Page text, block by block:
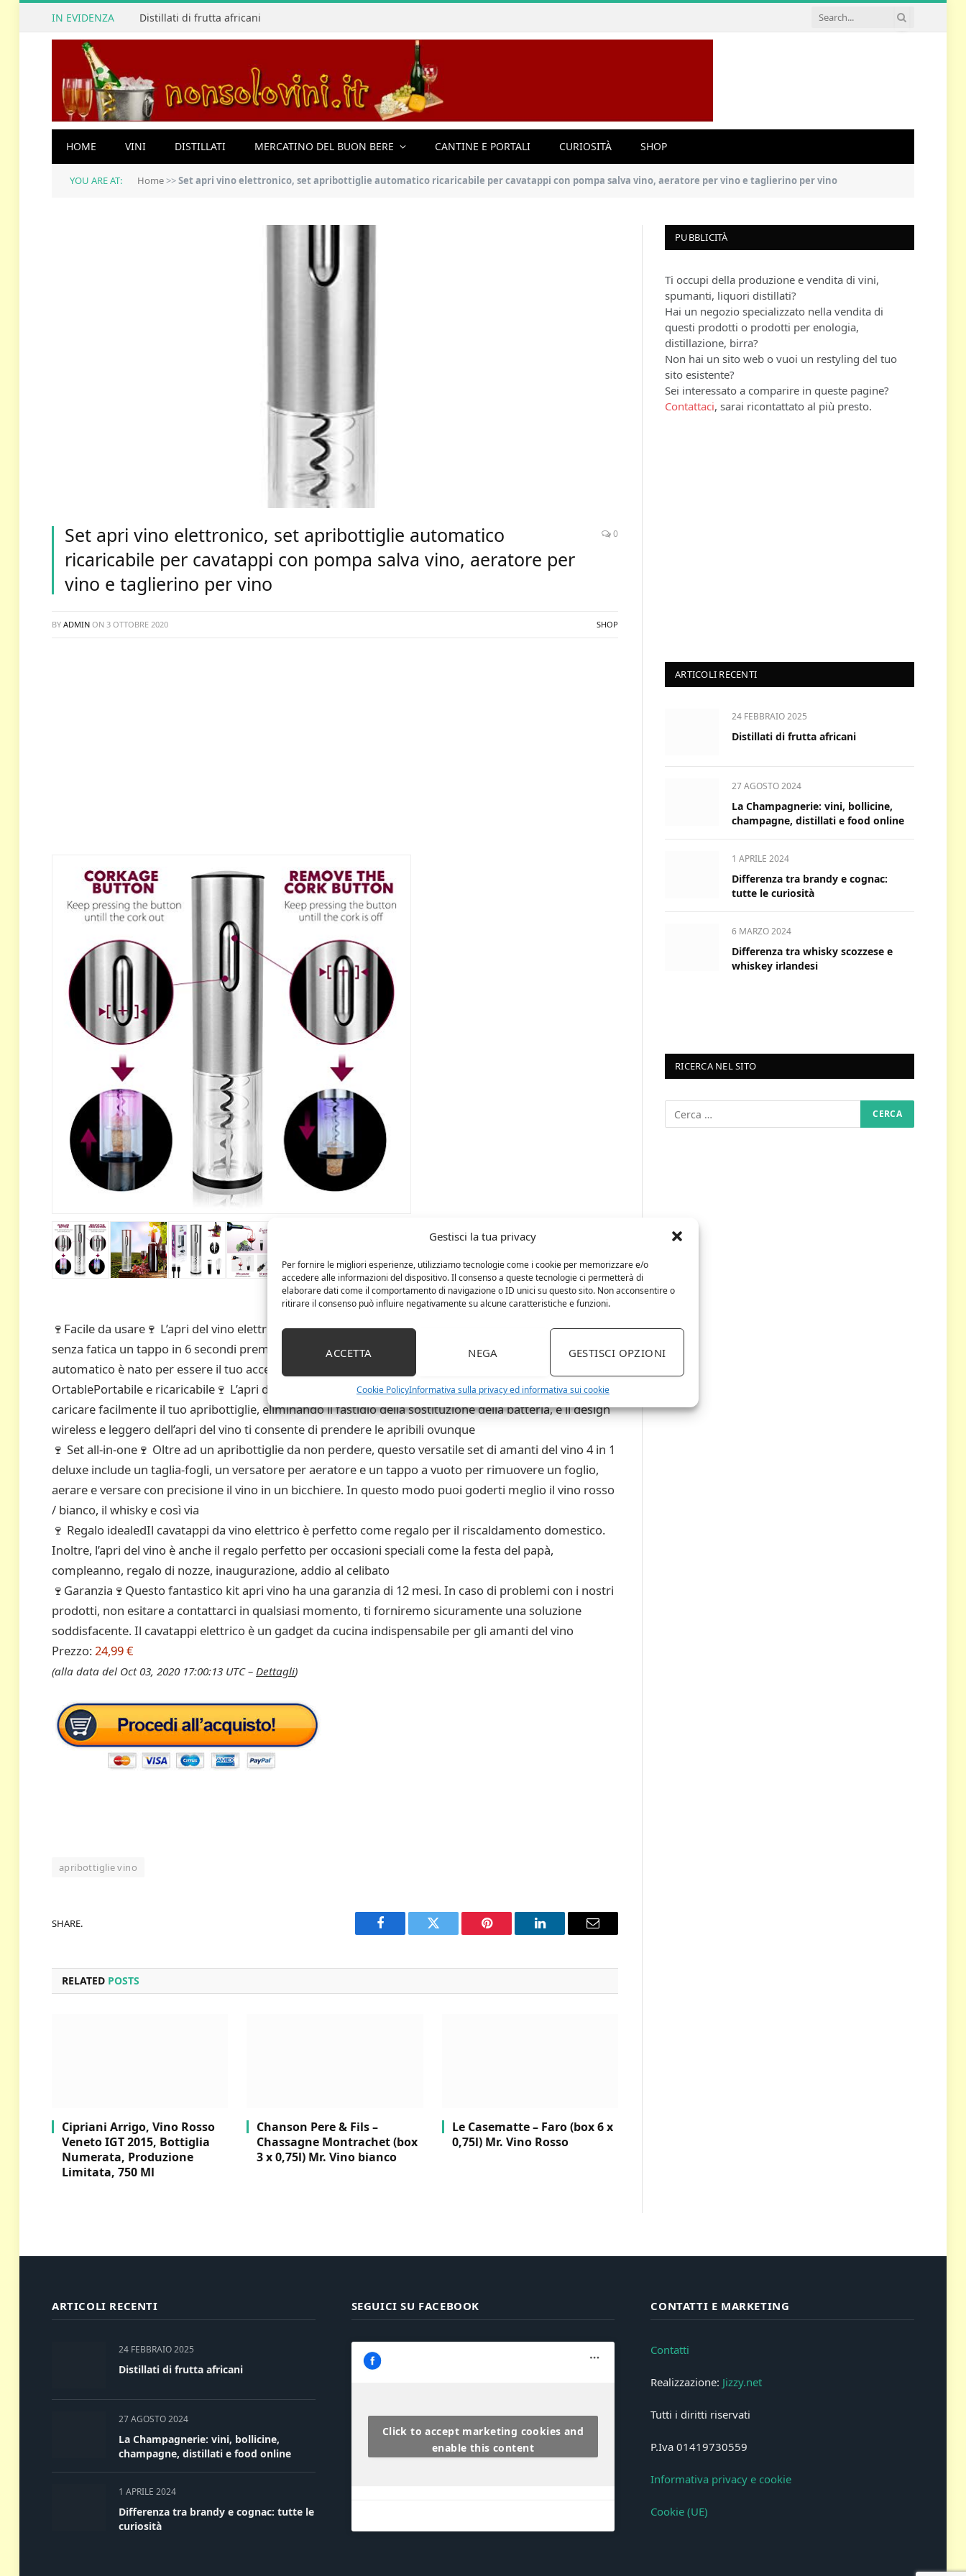
Gestisci la tua privacy
Per fornire le migliori esperienze, utilizziamo tecnologie come i cookie per memorizzare e/o
accedere alle informazioni del dispositivo. Il consenso a queste tecnologie ci permetterà di
elaborare dati come il comportamento di navigazione o ID unici su questo sito. Non acconsentire o
ritirare il consenso può influire negativamente su alcune caratteristiche e funzioni.
ACCETTA NEGA GESTISCI OPZIONI
Cookie PolicyInformativa sulla privacy ed informativa sui cookie
IN EVIDENZA Distillati di frutta africani
HOME VINI DISTILLATI MERCATINO DEL BUON BERE CANTINE E PORTALI CURIOSITÀ SHOP
YOU ARE AT: Home>>Set apri vino elettronico, set apribottiglie automatico ricaricabile per cavatappi con pompa salva vino, aeratore per vino e taglierino per vino
Set apri vino elettronico, set apribottiglie automatico
ricaricabile per cavatappi con pompa salva vino, aeratore per
vino e taglierino per vino
0
BY ADMIN ON 3 OTTOBRE 2020 SHOP
🍷Facile da usare🍷 L’apri del vino elettrico presenta l’operazione più semplificata, aiutandoti a estrarre
senza fatica un tappo in 6 secondi premendo il pulsante “Giù” e “Su”. Questo fantastico apribottiglie
automatico è nato per essere il tuo accessorio per il vino preferito
OrtablePortabile e ricaricabile🍷 L’apri del vino non ha bisogno di batterie, con un cavo USB puoi
caricare facilmente il tuo apribottiglie, eliminando il fastidio della sostituzione della batteria, e il design
wireless e leggero dell’apri del vino ti consente di prendere le apribili ovunque
🍷 Set all-in-one🍷 Oltre ad un apribottiglie da non perdere, questo versatile set di amanti del vino 4 in 1
deluxe include un taglia-fogli, un versatore per aeratore e un tappo a vuoto per rimuovere un foglio,
aerare e versare con precisione il vino in un bicchiere. In questo modo puoi goderti meglio il vino rosso
/ bianco, il whisky e così via
🍷 Regalo idealedIl cavatappi da vino elettrico è perfetto come regalo per il riscaldamento domestico.
Inoltre, l’apri del vino è anche il regalo perfetto per occasioni speciali come la festa del papà,
compleanno, regalo di nozze, inaugurazione, addio al celibato
🍷Garanzia🍷Questo fantastico kit apri vino ha una garanzia di 12 mesi. In caso di problemi con i nostri
prodotti, non esitare a contattarci in qualsiasi momento, ti forniremo sicuramente una soluzione
soddisfacente. Il cavatappi elettrico è un gadget da cucina indispensabile per gli amanti del vino
Prezzo:24,99 €
(alla data del Oct 03, 2020 17:00:13 UTC – Dettagli)
apribottiglie vino
SHARE.
Facebook Twitter Pinterest LinkedIn Email
RELATED POSTS
Cipriani Arrigo, Vino Rosso
Veneto IGT 2015, Bottiglia
Numerata, Produzione
Limitata, 750 Ml
Chanson Pere & Fils –
Chassagne Montrachet (box
3 x 0,75l) Mr. Vino bianco
Le Casematte – Faro (box 6 x
0,75l) Mr. Vino Rosso
PUBBLICITÀ
Ti occupi della produzione e vendita di vini,
spumanti, liquori distillati?
Hai un negozio specializzato nella vendita di
questi prodotti o prodotti per enologia,
distillazione, birra?
Non hai un sito web o vuoi un restyling del tuo
sito esistente?
Sei interessato a comparire in queste pagine?
Contattaci, sarai ricontattato al più presto.
ARTICOLI RECENTI
24 FEBBRAIO 2025
Distillati di frutta africani
27 AGOSTO 2024
La Champagnerie: vini, bollicine,
champagne, distillati e food online
1 APRILE 2024
Differenza tra brandy e cognac:
tutte le curiosità
6 MARZO 2024
Differenza tra whisky scozzese e
whiskey irlandesi
RICERCA NEL SITO
ARTICOLI RECENTI
24 FEBBRAIO 2025
Distillati di frutta africani
27 AGOSTO 2024
La Champagnerie: vini, bollicine,
champagne, distillati e food online
1 APRILE 2024
Differenza tra brandy e cognac: tutte le
curiosità
SEGUICI SU FACEBOOK
Click to accept marketing cookies and
enable this content
CONTATTI E MARKETING
Contatti
Realizzazione: Jizzy.net
Tutti i diritti riservati
P.Iva 01419730559
Informativa privacy e cookie
Cookie (UE)